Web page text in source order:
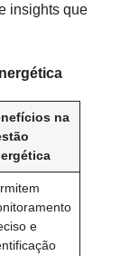
insights que
na
e